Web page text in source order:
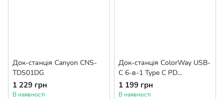
Док-станція Canyon CNS-
TDS01DG
1 229 грн
В наявності
Док-станція СolorWay USB-
C 6-в-1 Type C PD
100W/USB3.0х3/USB2.0/RJ4
5 (CW-HUB03)
1 199 грн
В наявності